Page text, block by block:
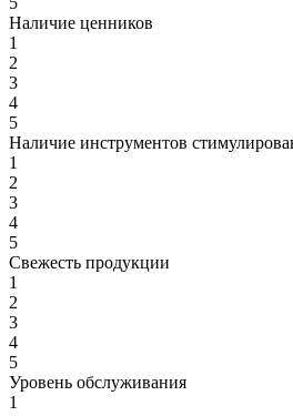
Наличие ценников
1
2
3
4
5
Наличие инструментов
1
2
3
4
5
Свежесть продукции
1
2
3
4
5
Уровень обслуживания
1